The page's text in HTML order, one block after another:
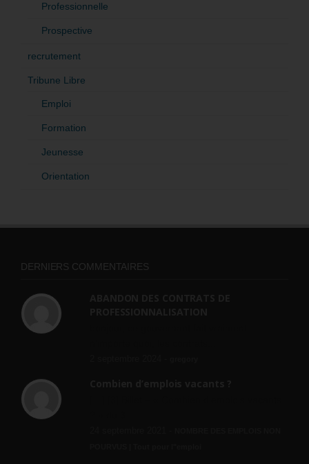
Professionnelle
Prospective
recrutement
Tribune Libre
Emploi
Formation
Jeunesse
Orientation
DERNIERS COMMENTAIRES